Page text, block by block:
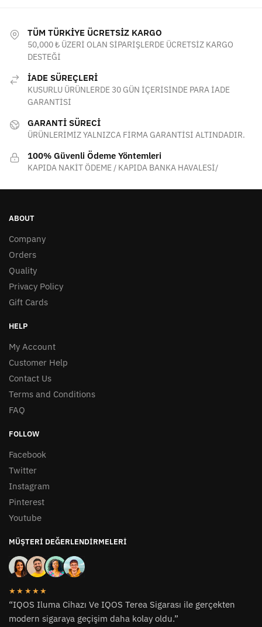
TÜM TÜRKİYE ÜCRETSİZ KARGO
50,000 ₺ ÜZERİ OLAN SİPARİŞLERDE ÜCRETSİZ KARGO
DESTEĞİ
İADE SÜREÇLERİ
KUSURLU ÜRÜNLERDE 30 GÜN İÇERİSİNDE PARA İADE
GARANTİSİ
GARANTİ SÜRECİ
ÜRÜNLERİMİZ YALNIZCA FİRMA GARANTİSİ ALTINDADIR.
100% Güvenli Ödeme Yöntemleri
KAPIDA NAKİT ÖDEME / KAPIDA BANKA HAVALESİ/
ABOUT
Company
Orders
Quality
Privacy Policy
Gift Cards
HELP
My Account
Customer Help
Contact Us
Terms and Conditions
FAQ
FOLLOW
Facebook
Twitter
Instagram
Pinterest
Youtube
MÜŞTERI DEĞERLENDIRMELERI
★★★★★
“IQOS Iluma Cihazı Ve IQOS Terea Sigarası ile gerçekten
modern sigaraya geçişim daha kolay oldu.”